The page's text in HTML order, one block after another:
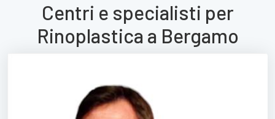
Centri e specialisti per
Rinoplastica a Bergamo